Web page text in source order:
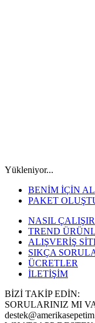
Yükleniyor...
BENİM İÇİN AL
PAKET
NASIL
TREND
ALIŞVERİŞ
SIKÇA
ÜCRETLER
İLETİŞİM
BİZİ TAKİP EDİN:
SORULARINIZ MI